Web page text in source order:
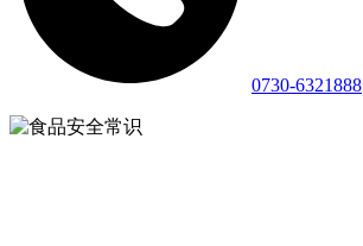
0730-6321888